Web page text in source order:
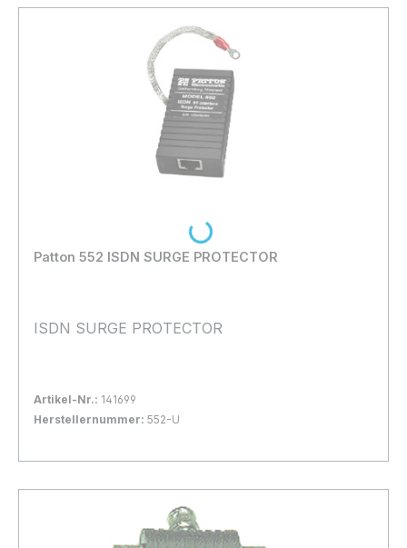
Patton 552 ISDN SURGE PROTECTOR
ISDN SURGE PROTECTOR
Artikel-Nr.: 141699
Herstellernummer: 552-U
In den Warenkorb
Loading...